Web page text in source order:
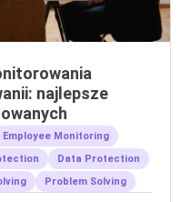
najlepsze
Employee Monitoring
Data Protection
Problem Solving